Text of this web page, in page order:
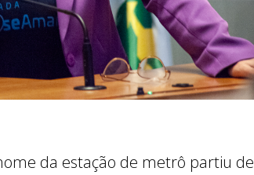
da estação de metrô partiu de